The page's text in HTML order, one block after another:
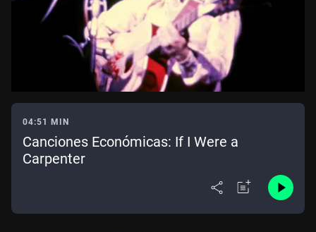
04:51 MIN
Canciones Económicas: If I Were a
Carpenter